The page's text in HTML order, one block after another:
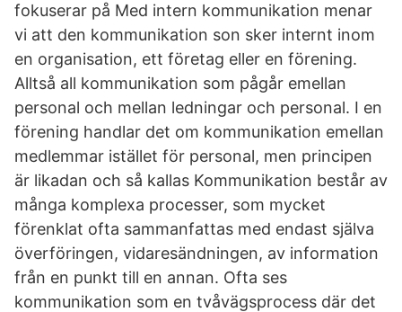
fokuserar på Med intern kommunikation menar
vi att den kommunikation son sker internt inom
en organisation, ett företag eller en förening.
Alltså all kommunikation som pågår emellan
personal och mellan ledningar och personal. I en
förening handlar det om kommunikation emellan
medlemmar istället för personal, men principen
är likadan och så kallas Kommunikation består av
många komplexa processer, som mycket
förenklat ofta sammanfattas med endast själva
överföringen, vidaresändningen, av information
från en punkt till en annan. Ofta ses
kommunikation som en tvåvägsprocess där det